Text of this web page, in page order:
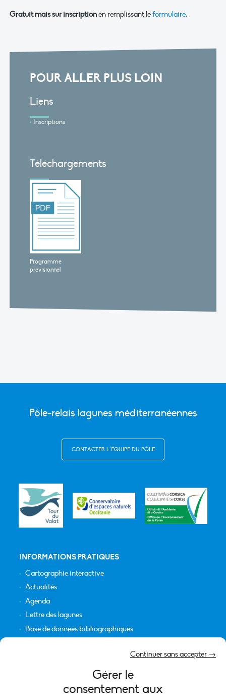
Gérer le
consentement aux
Continuer sans accepter →
Gratuit mais sur inscriptionen remplissant leformulaire.
POUR ALLER PLUS LOIN
Liens
Inscriptions
Téléchargements
Programme
prévisionnel
Pôle-relais lagunes méditerranéennes
CONTACTER L’ÉQUIPE DU PÔLE
INFORMATIONS PRATIQUES
Cartographie interactive
Actualités
Agenda
Lettre des lagunes
Base de données bibliographiques